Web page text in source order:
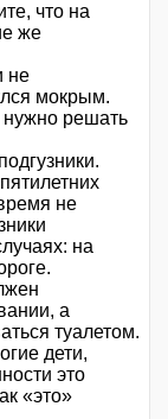
что на
же
не
мокрым.
нужно решать
не
на
а
туалетом.
дети,
это
«это»